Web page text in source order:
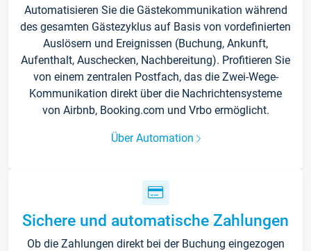
Automatisieren Sie die Gästekommunikation während
des gesamten Gästezyklus auf Basis von vordefinierten
Auslösern und Ereignissen (Buchung, Ankunft,
Aufenthalt, Auschecken, Nachbereitung). Profitieren Sie
von einem zentralen Postfach, das die Zwei-Wege-
Kommunikation direkt über die Nachrichtensysteme
von Airbnb, Booking.com und Vrbo ermöglicht.
Über Automation
Sichere und automatische Zahlungen
Ob die Zahlungen direkt bei der Buchung eingezogen